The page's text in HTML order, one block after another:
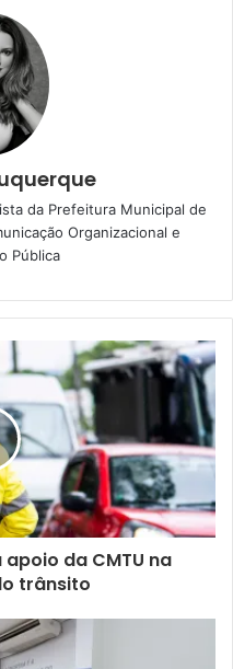
Emerson Dias/NCom
do Selo Diamante
a integridade e a
prioritários para uma
de Londrina é a
Brasil, por sete anos
da Controladoria-Geral
isso significa que a
disponíveis, e de fácil
isso viabiliza o
temos uma
da Prefeitura Municipal de
Organizacional e
Pública
da CMTU na
trânsito